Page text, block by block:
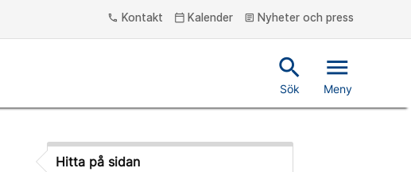
phone Kontakt calendar_today Kalender article Nyheter och press
search
Sök
menu
Meny
Hitta på sidan